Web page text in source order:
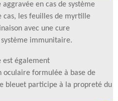
en cas de système
les feuilles de myrtille
avec une cure
immunitaire.
est également
oculaire formulée à base de
bleuet participe à la propreté du